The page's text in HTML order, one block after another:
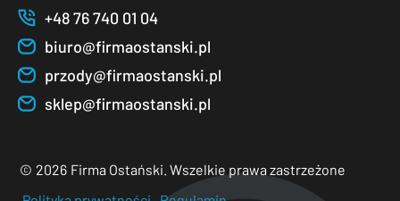
+48 76 740 01 04
biuro@firmaostanski.pl
przody@firmaostanski.pl
sklep@firmaostanski.pl
© 2026 Firma Ostański. Wszelkie prawa zastrzeżone